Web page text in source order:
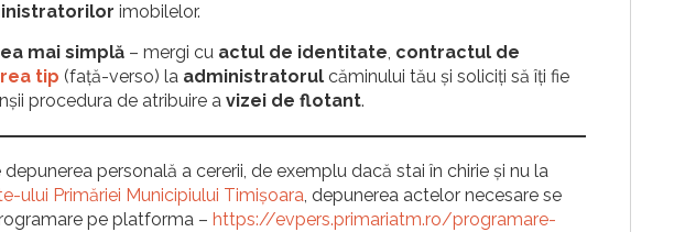
imobilelor.
mai simplă – mergi cu actul de identitate, contractul de
tip (față-verso) la administratorul căminului tău și soliciți să îți fie
procedura de atribuire a vizei de flotant.
personală a cererii, de exemplu dacă stai în chirie și nu la
ului Primăriei Municipiului Timișoara, depunerea actelor necesare se
pe platforma – https://evpers.primariatm.ro/programare-